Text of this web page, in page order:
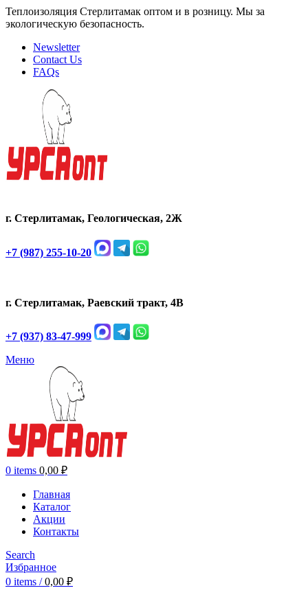
Теплоизоляция Стерлитамак оптом и в розницу. Мы за
экологическую безопасность.
Newsletter
Contact Us
FAQs
г. Стерлитамак, Геологическая, 2Ж
+7 (987) 255-10-20
г. Стерлитамак, Раевский тракт, 4В
+7 (937) 83-47-999
Меню
0 items 0,00 ₽
Главная
Каталог
Акции
Контакты
Search
Избранное
0 items / 0,00 ₽